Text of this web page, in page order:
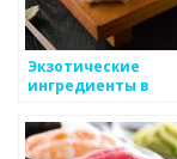
Экзотические
ингредиенты в
история и
использование